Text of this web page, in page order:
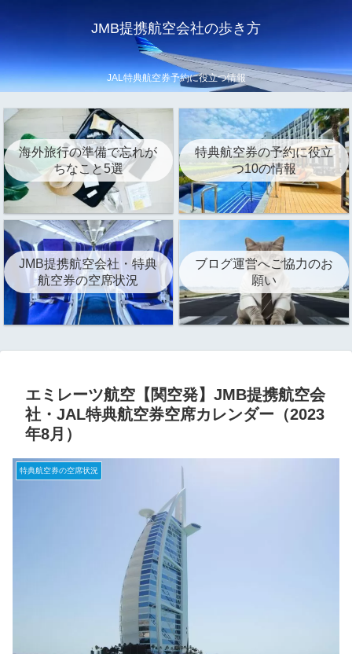
JMB提携航空会社の歩き方
JAL特典航空券予約に役立つ情報
海外旅行の準備で忘れが
ちなこと5選
特典航空券の予約に役立
つ10の情報
JMB提携航空会社・特典
航空券の空席状況
ブログ運営へご協力のお
願い
エミレーツ航空【関空発】JMB提携航空会
社・JAL特典航空券空席カレンダー（2023
年8月）
特典航空券の空席状況